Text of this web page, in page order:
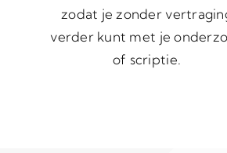
zodat je zonder
verder kunt met je
of scriptie.